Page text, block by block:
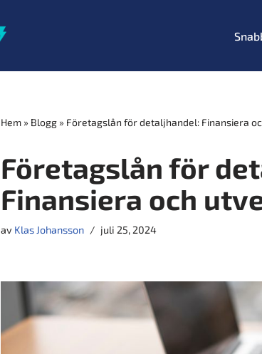
Hem» Blogg» Företagslån för detaljhandel: Finansiera
Företagslån för
Finansiera och
av Klas Johansson juli 25, 2024